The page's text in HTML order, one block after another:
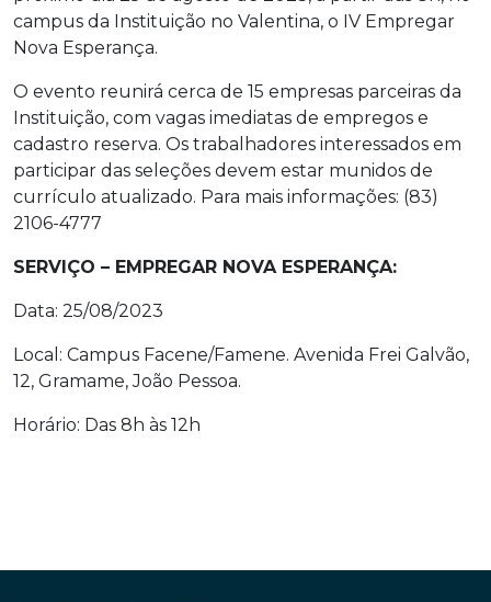
campus da Instituição no Valentina, o IV Empregar
Nova Esperança.
O evento reunirá cerca de 15 empresas parceiras da
Instituição, com vagas imediatas de empregos e
cadastro reserva. Os trabalhadores interessados em
participar das seleções devem estar munidos de
currículo atualizado. Para mais informações: (83)
2106-4777
SERVIÇO – EMPREGAR NOVA ESPERANÇA:
Data: 25/08/2023
Local: Campus Facene/Famene. Avenida Frei Galvão,
12, Gramame, João Pessoa.
Horário: Das 8h às 12h